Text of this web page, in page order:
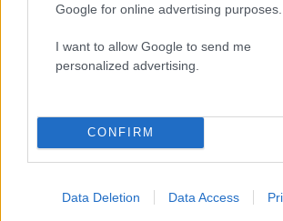
Google for online advertising purposes.
I want to allow Google to send me
personalized advertising.
CONFIRM
Data Deletion Data Access